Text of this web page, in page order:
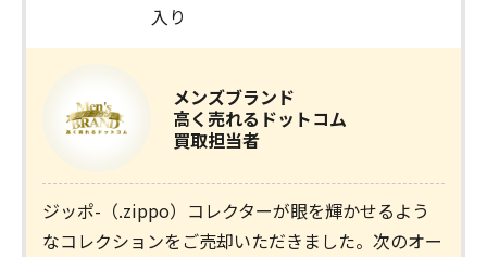
入り
メンズブランド
高く売れるドットコム
買取担当者
ジッポ-（.zippo）コレクターが眼を輝かせるよう
なコレクションをご売却いただきました。次のオー